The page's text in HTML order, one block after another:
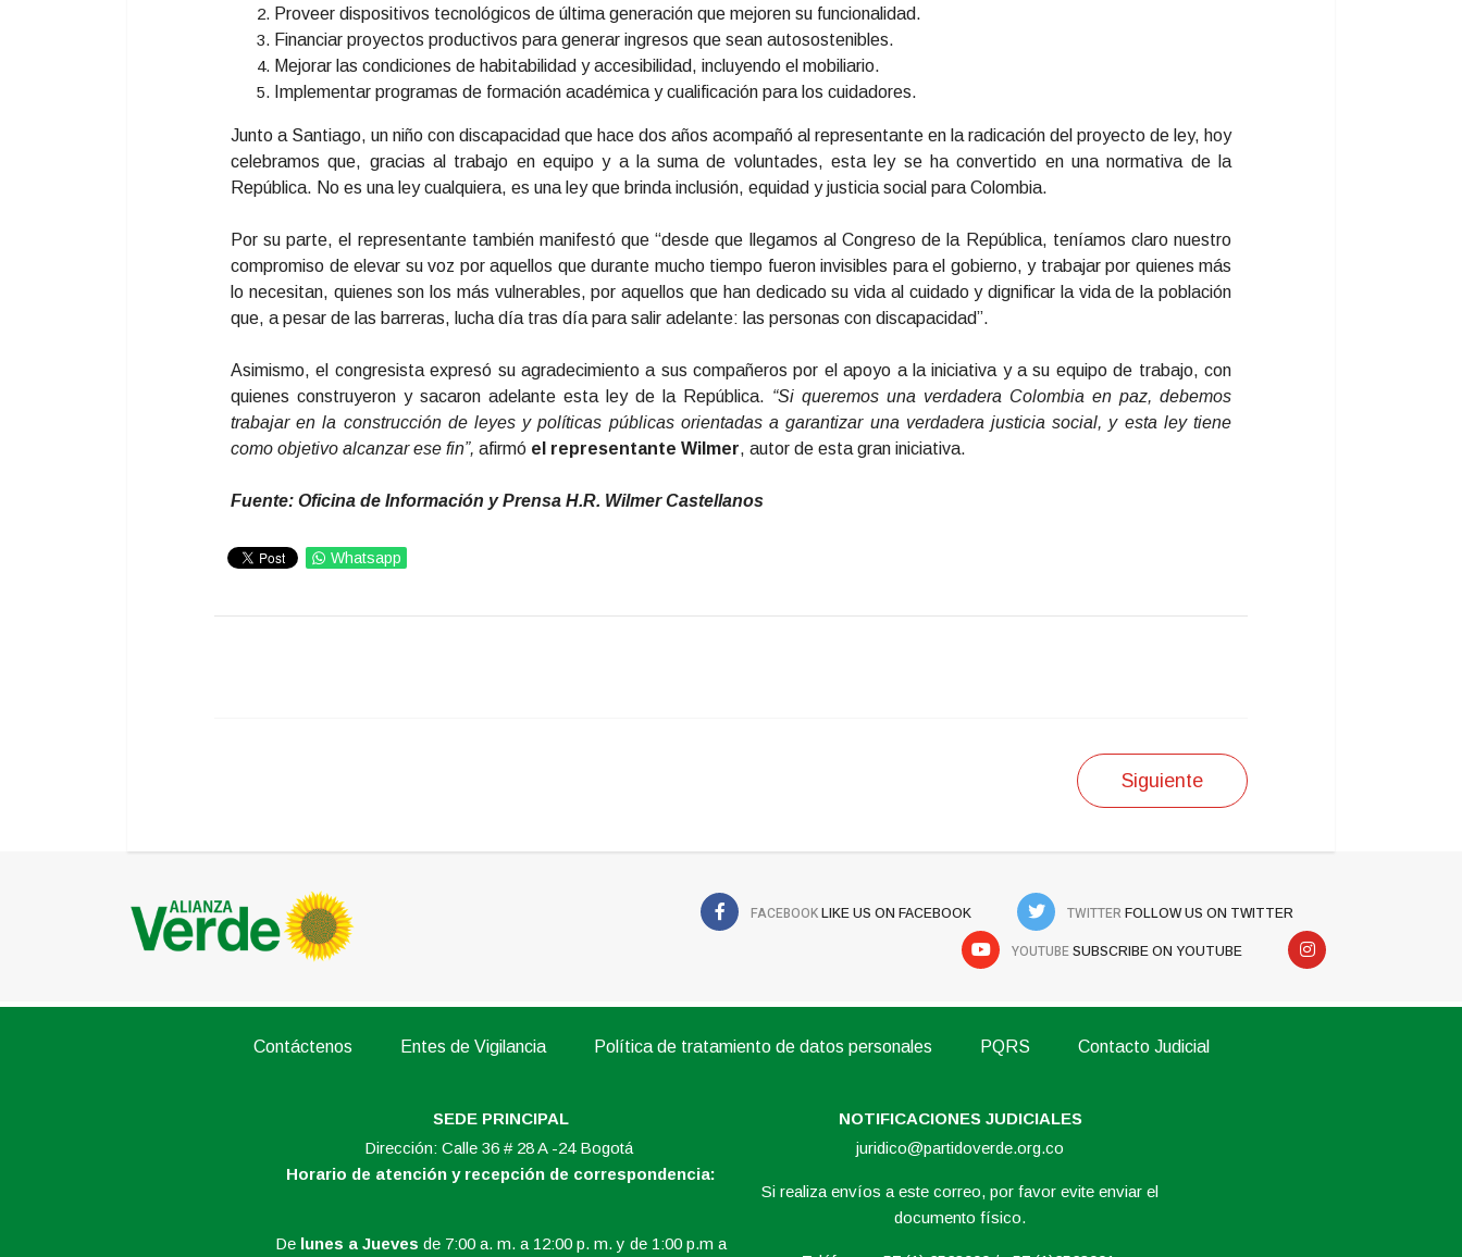
Proveer dispositivos tecnológicos de última generación que mejoren su funcionalidad.
Financiar proyectos productivos para generar ingresos que sean autosostenibles.
Mejorar las condiciones de habitabilidad y accesibilidad, incluyendo el mobiliario.
Implementar programas de formación académica y cualificación para los cuidadores.
Junto a Santiago, un niño con discapacidad que hace dos años acompañó al representante en la radicación del proyecto de ley, hoy
celebramos que, gracias al trabajo en equipo y a la suma de voluntades, esta ley se ha convertido en una normativa de la
República. No es una ley cualquiera, es una ley que brinda inclusión, equidad y justicia social para Colombia.
Por su parte, el representante también manifestó que “desde que llegamos al Congreso de la República, teníamos claro nuestro
compromiso de elevar su voz por aquellos que durante mucho tiempo fueron invisibles para el gobierno, y trabajar por quienes más
lo necesitan, quienes son los más vulnerables, por aquellos que han dedicado su vida al cuidado y dignificar la vida de la población
que, a pesar de las barreras, lucha día tras día para salir adelante: las personas con discapacidad”.
Asimismo, el congresista expresó su agradecimiento a sus compañeros por el apoyo a la iniciativa y a su equipo de trabajo, con
quienes construyeron y sacaron adelante esta ley de la República. “Si queremos una verdadera Colombia en paz, debemos
trabajar en la construcción de leyes y políticas públicas orientadas a garantizar una verdadera justicia social, y esta ley tiene
como objetivo alcanzar ese fin”, afirmó el representante Wilmer, autor de esta gran iniciativa.
Fuente: Oficina de Información y Prensa H.R. Wilmer Castellanos
Whatsapp
Siguiente
FACEBOOK LIKE US ON FACEBOOK TWITTER FOLLOW US ON TWITTER
YOUTUBE SUBSCRIBE ON YOUTUBE
Contáctenos Entes de Vigilancia Política de tratamiento de datos personales PQRS Contacto Judicial
SEDE PRINCIPAL
NOTIFICACIONES JUDICIALES
Dirección: Calle 36 # 28 A -24 Bogotá
Horario de atención y recepción de correspondencia:
De lunes a Jueves de 7:00 a. m. a 12:00 p. m. y de 1:00 p.m a
juridico@partidoverde.org.co
Si realiza envíos a este correo, por favor evite enviar el
documento físico.